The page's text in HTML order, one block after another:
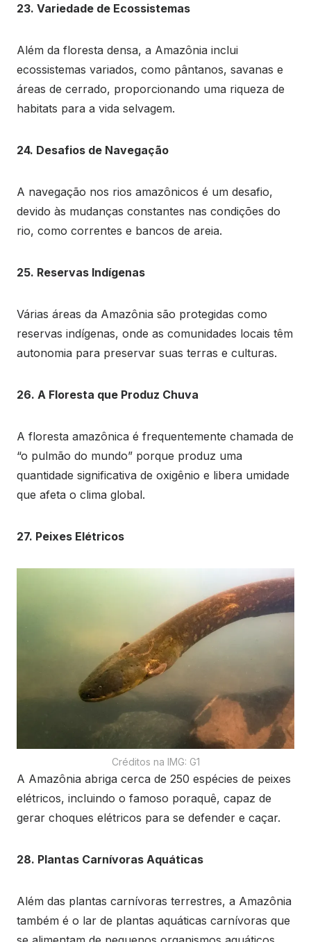
23. Variedade de Ecossistemas
Além da floresta densa, a Amazônia inclui
ecossistemas variados, como pântanos, savanas e
áreas de cerrado, proporcionando uma riqueza de
habitats para a vida selvagem.
24. Desafios de Navegação
A navegação nos rios amazônicos é um desafio,
devido às mudanças constantes nas condições do
rio, como correntes e bancos de areia.
25. Reservas Indígenas
Várias áreas da Amazônia são protegidas como
reservas indígenas, onde as comunidades locais têm
autonomia para preservar suas terras e culturas.
26. A Floresta que Produz Chuva
A floresta amazônica é frequentemente chamada de
“o pulmão do mundo” porque produz uma
quantidade significativa de oxigênio e libera umidade
que afeta o clima global.
27. Peixes Elétricos
Créditos na IMG: G1
A Amazônia abriga cerca de 250 espécies de peixes
elétricos, incluindo o famoso poraquê, capaz de
gerar choques elétricos para se defender e caçar.
28. Plantas Carnívoras Aquáticas
Além das plantas carnívoras terrestres, a Amazônia
também é o lar de plantas aquáticas carnívoras que